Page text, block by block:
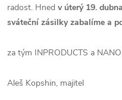
radost. Hned v úterý 19.
sváteční zásilky zabalíme a
za tým INPRODUCTS a
Aleš Kopshin, majitel